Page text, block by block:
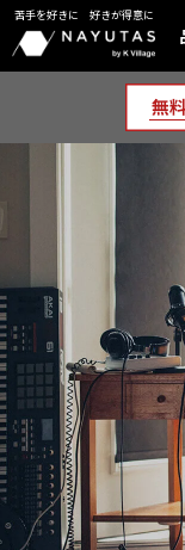
苦手を好きに 好きが得意に